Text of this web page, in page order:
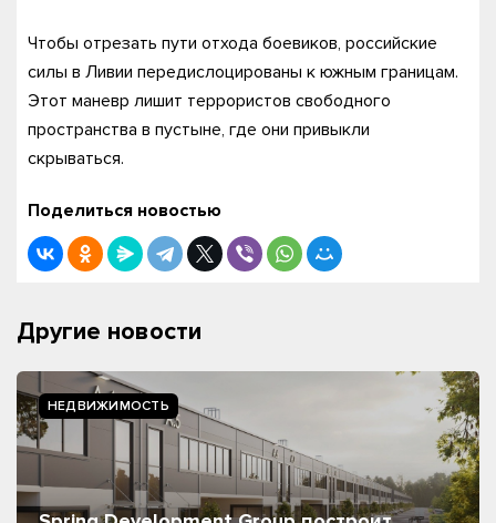
Чтобы отрезать пути отхода боевиков, российские
силы в Ливии передислоцированы к южным границам.
Этот маневр лишит террористов свободного
пространства в пустыне, где они привыкли
скрываться.
Поделиться новостью
Другие новости
НЕДВИЖИМОСТЬ